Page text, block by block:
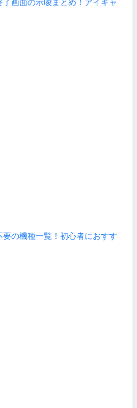
画面の示唆まとめ！アイキャ
要の機種一覧！初心者におすす